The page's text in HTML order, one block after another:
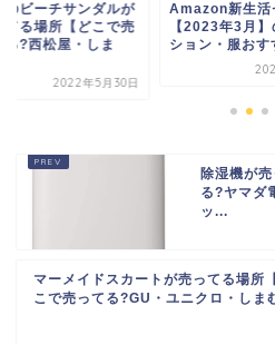
のビーチサンダルが
てる場所【どこで売
る?西松屋・しま
2022年5月30日
Amazon新生活
【2023年3月】
ション・服おす
除湿機が
る?ヤマダ
ッ...
マーメイドスカートが売ってる場所
こで売ってる?GU・ユニクロ・しま